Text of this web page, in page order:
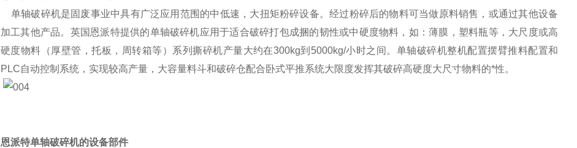
单轴破碎机是固废事业中具有广泛应用范围的中低速，大扭矩粉碎设备。经过粉碎后的物料可当做原料销售，或通过其他设备
加工其他产品。英国恩派特提供的单轴破碎机应用于适合破碎打包成捆的韧性或中硬度物料，如：薄膜，塑料瓶等，大尺度或高
硬度物料（厚壁管，托板，周转箱等）系列撕碎机产量大约在300kg到5000kg/小时之间。单轴破碎机整机配置摆臂推料配置和
PLC自动控制系统，实现较高产量，大容量料斗和破碎仓配合卧式平推系统大限度发挥其破碎高硬度大尺寸物料的*性。
恩派特单轴破碎机的设备部件